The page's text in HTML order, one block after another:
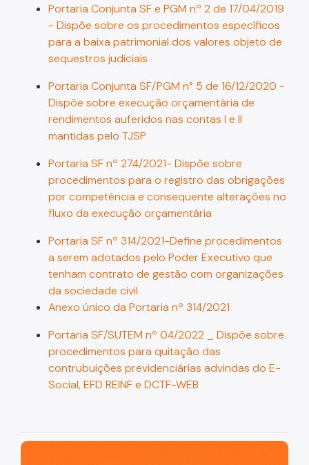
Portaria Conjunta SF e PGM nº 2 de 17/04/2019
- Dispõe sobre os procedimentos específicos
para a baixa patrimonial dos valores objeto de
sequestros judiciais
Portaria Conjunta SF/PGM n° 5 de 16/12/2020 -
Dispõe sobre execução orçamentária de
rendimentos auferidos nas contas I e II
mantidas pelo TJSP
Portaria SF nº 274/2021- Dispõe sobre
procedimentos para o registro das obrigações
por competência e consequente alterações no
fluxo da execução orçamentária
Portaria SF nº 314/2021-Define procedimentos
a serem adotados pelo Poder Executivo que
tenham contrato de gestão com organizações
da sociedade civil
Anexo único da Portaria nº 314/2021
Portaria SF/SUTEM nº 04/2022 _ Dispõe sobre
procedimentos para quitação das
contrubuições previdenciárias advindas do E-
Social, EFD REINF e DCTF-WEB
São Paulo, cidade inteligente, resiliente e sustentável